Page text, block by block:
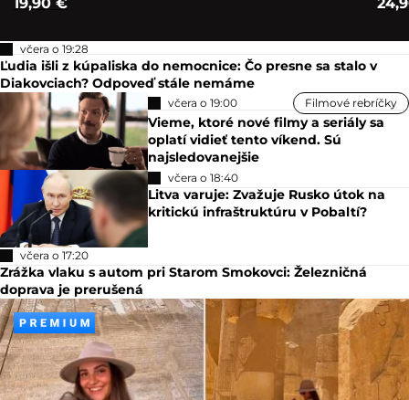
19,90 €
včera o 19:28
Ľudia išli z kúpaliska do nemocnice: Čo presne sa stalo v
Diakovciach? Odpoveď stále nemáme
včera o 19:00 Filmové rebríčky
Vieme, ktoré nové filmy a seriály sa
oplatí vidieť tento víkend. Sú
najsledovanejšie
včera o 18:40
Litva varuje: Zvažuje Rusko útok na
kritickú infraštruktúru v Pobaltí?
včera o 17:20
Zrážka vlaku s autom pri Starom Smokovci: Železničná
doprava je prerušená